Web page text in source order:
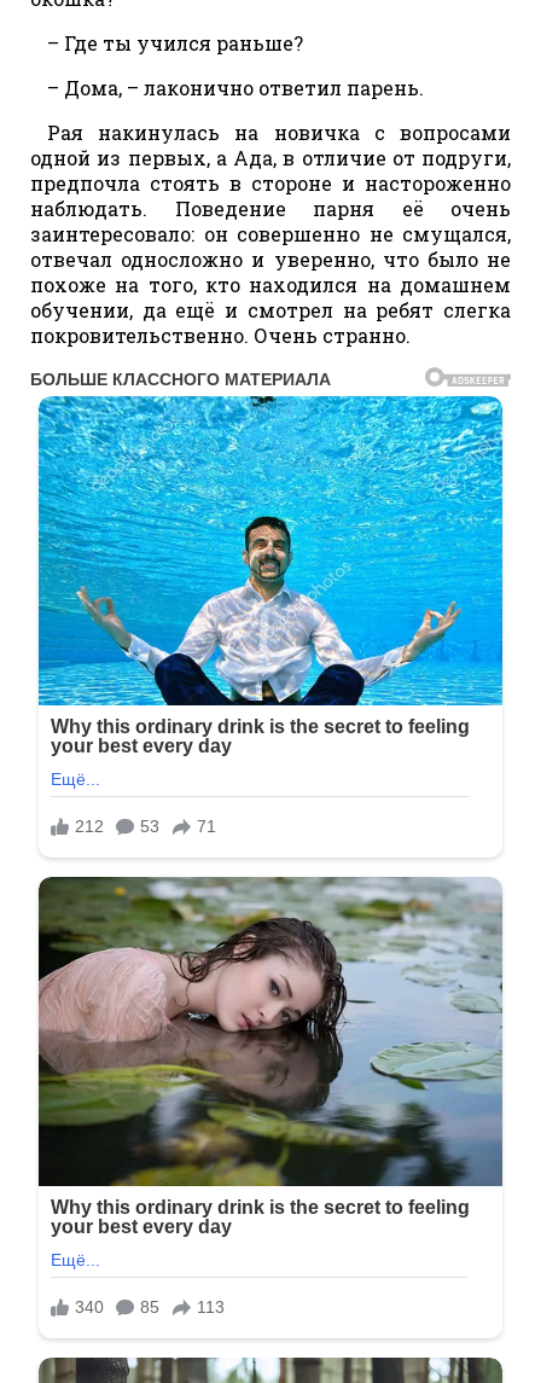
– Где ты учился раньше?
– Дома, – лаконично ответил парень.
Рая накинулась на новичка с вопросами
одной из первых, а Ада, в отличие от подруги,
предпочла стоять в стороне и настороженно
наблюдать. Поведение парня её очень
заинтересовало: он совершенно не смущался,
отвечал односложно и уверенно, что было не
похоже на того, кто находился на домашнем
обучении, да ещё и смотрел на ребят слегка
покровительственно. Очень странно.